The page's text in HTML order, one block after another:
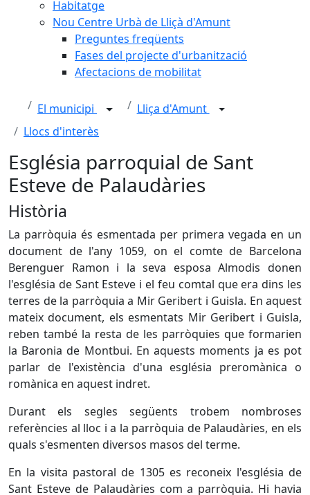
Habitatge
Nou Centre Urbà de Lliçà d'Amunt
Preguntes freqüents
Fases del projecte d'urbanització
Afectacions de mobilitat
El municipi
Lliça d'Amunt
Llocs d'interès
Església parroquial de Sant
Esteve de Palaudàries
Història
La parròquia és esmentada per primera vegada en un
document de l'any 1059, on el comte de Barcelona
Berenguer Ramon i la seva esposa Almodis donen
l'església de Sant Esteve i el feu comtal que era dins les
terres de la parròquia a Mir Geribert i Guisla. En aquest
mateix document, els esmentats Mir Geribert i Guisla,
reben també la resta de les parròquies que formarien
la Baronia de Montbui. En aquests moments ja es pot
parlar de l'existència d'una església preromànica o
romànica en aquest indret.
Durant els segles següents trobem nombroses
referències al lloc i a la parròquia de Palaudàries, en els
quals s'esmenten diversos masos del terme.
En la visita pastoral de 1305 es reconeix l'església de
Sant Esteve de Palaudàries com a parròquia. Hi havia